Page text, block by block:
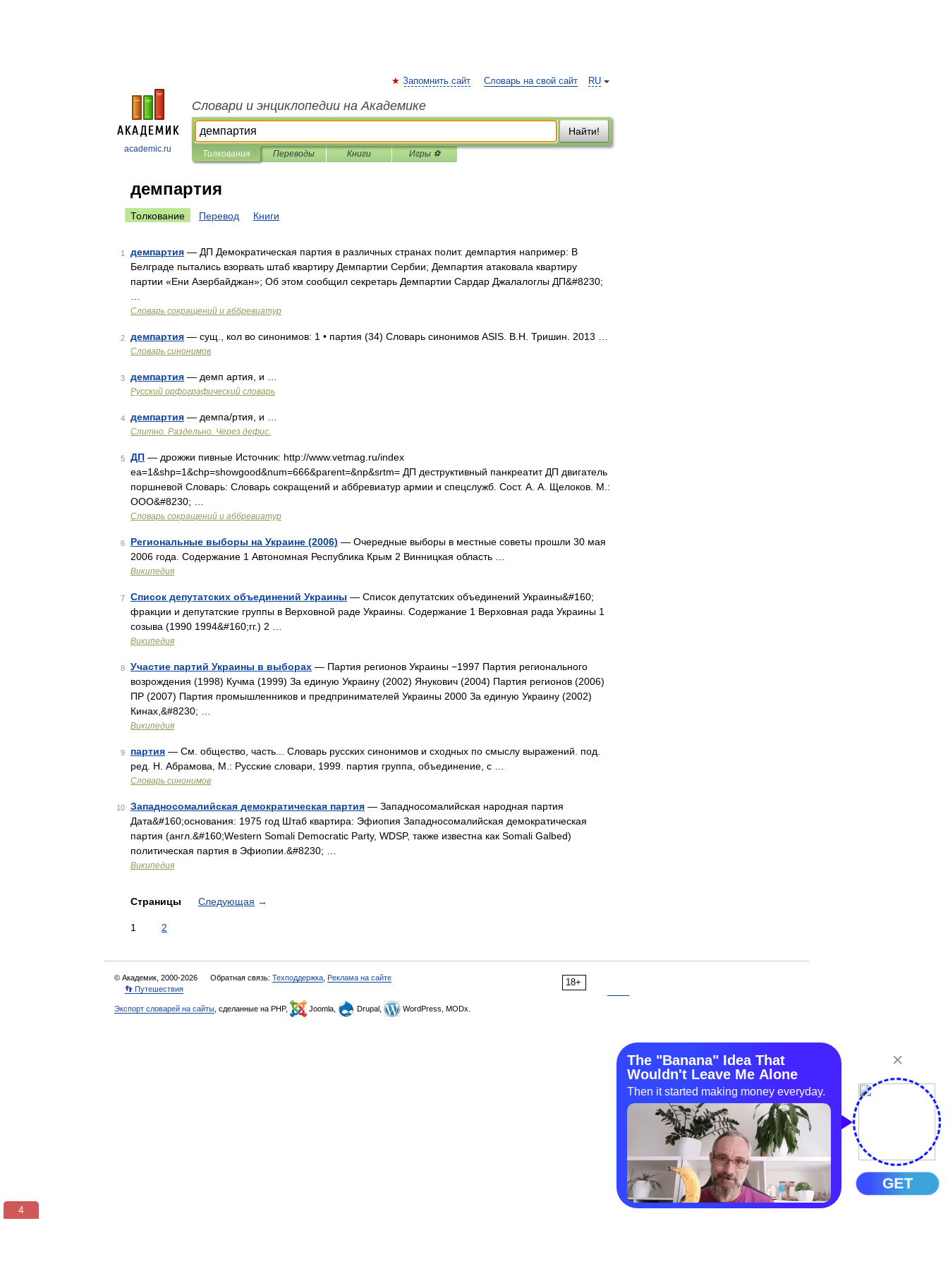
academic.ru
RU
Запомнить сайт Словарь на свой сайт
Словари и энциклопедии на Академике
Найти!
Толкования Переводы Книги Игры ⚽
демпартия
Толкование Перевод Книги
1 демпартия — ДП Демократическая партия в различных странах полит. демпартия например: В
Белграде пытались взорвать штаб квартиру Демпартии Сербии; Демпартия атаковала квартиру
партии «Ени Азербайджан»; Об этом сообщил секретарь Демпартии Сардар Джалалоглы ДП&#8230;
Словарь сокращений и аббревиатур
2 демпартия — сущ., кол во синонимов: 1 • партия (34) Словарь синонимов ASIS. В.Н. Тришин. 2013 …
Словарь синонимов
3 демпартия — демп артия, и …
Русский орфографический словарь
4 демпартия — демпа/ртия, и …
Слитно. Раздельно. Через дефис.
5 ДП — дрожжи пивные Источник: http://www.vetmag.ru/index
ea=1&shp=1&chp=showgood&num=666&parent=&np&srtm= ДП деструктивный панкреатит ДП двигатель
поршневой Словарь: Словарь сокращений и аббревиатур армии и спецслужб. Сост. А. А. Щелоков. М.:
ООО&#8230; …
Словарь сокращений и аббревиатур
6 Региональные выборы на Украине (2006) — Очередные выборы в местные советы прошли 30 мая
2006 года. Содержание 1 Автономная Республика Крым 2 Винницкая область …
Википедия
7 Список депутатских объединений Украины — Список депутатских объединений Украины&#160;
фракции и депутатские группы в Верховной раде Украины. Содержание 1 Верховная рада Украины 1
созыва (1990 1994&#160;гг.) 2 …
Википедия
8 Участие партий Украины в выборах — Партия регионов Украины −1997 Партия регионального
возрождения (1998) Кучма (1999) За единую Украину (2002) Янукович (2004) Партия регионов (2006)
ПР (2007) Партия промышленников и предпринимателей Украины 2000 За единую Украину (2002)
Кинах,&#8230; …
Википедия
9 партия — См. общество, часть... Словарь русских синонимов и сходных по смыслу выражений. под.
ред. Н. Абрамова, М.: Русские словари, 1999. партия группа, объединение, с …
Словарь синонимов
10 Западносомалийская демократическая партия — Западносомалийская народная партия
Дата&#160;основания: 1975 год Штаб квартира: Эфиопия Западносомалийская демократическая
партия (англ.&#160;Western Somali Democratic Party, WDSP, также известна как Somali Galbed)
политическая партия в Эфиопии.&#8230; …
Википедия
Страницы Следующая →
1 2
18+
© Академик, 2000-2026 Обратная связь: Техподдержка Реклама на сайте
👣 Путешествия
Экспорт словарей на сайты , сделанные на PHP, Joomla, Drupal, WordPress, MODx.
3